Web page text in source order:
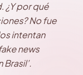
¿Y por qué
No fue
intentan
news